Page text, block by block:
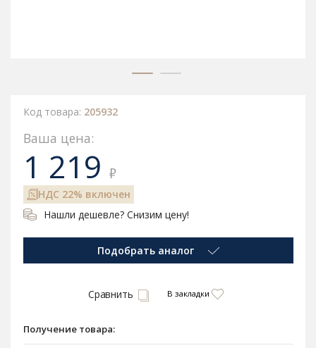
Код товара: 205932
Ваша цена:
1 219 ₽
НДС 22% включен
Нашли дешевле? Снизим цену!
Подобрать аналог
Сравнить В закладки
Получение товара: